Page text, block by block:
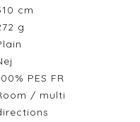
cm
g
PES FR
/ multi